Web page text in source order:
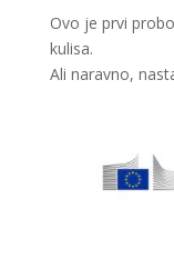
Ovo je prvi
kulisa.
Ali naravno,